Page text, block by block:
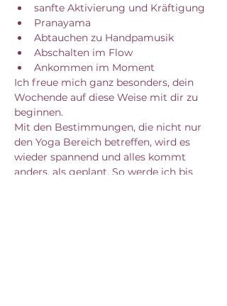
sanfte Aktivierung und Kräftigung
Pranayama
Abtauchen zu Handpamusik
Abschalten im Flow
Ankommen im Moment
Ich freue mich ganz besonders, dein
Wochende auf diese Weise mit dir zu
beginnen.
Mit den Bestimmungen, die nicht nur
den Yoga Bereich betreffen, wird es
wieder spannend und alles kommt
anders, als geplant. So werde ich bis